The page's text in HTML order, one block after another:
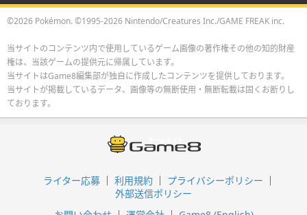
©2026 Pokémon. ©1995-2026 Nintendo/Creatures Inc./GAME FREAK inc.
当サイトのコンテンツ内で使用しているゲーム画像の著作権その他の知的財産
権は、当該ゲームの提供元に帰属しています。
当サイトはGame8編集部が独自に作成したコンテンツを提供しております。
当サイトが掲載しているデータ、画像等の無断使用・無断転載は固くお断りし
ております。
ライター応募 利用規約
プライバシーポリシー
外部送信ポリシー